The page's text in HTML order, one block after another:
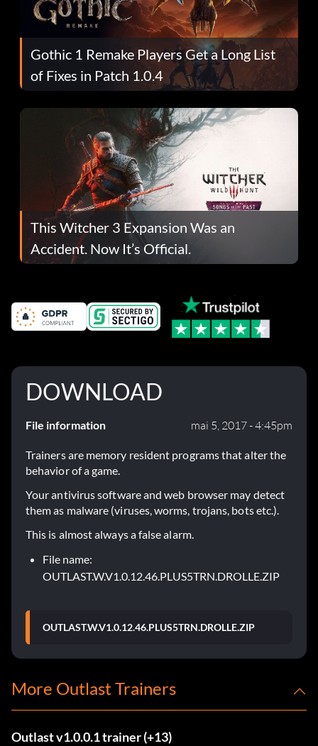
Gothic 1 Remake Players Get a Long List
of Fixes in Patch 1.0.4
This Witcher 3 Expansion Was an
Accident. Now It’s Official.
DOWNLOAD
File information mai 5, 2017 - 4:45pm
Trainers are memory resident programs that alter the
behavior of a game.
Your antivirus software and web browser may detect
them as malware (viruses, worms, trojans, bots etc.).
This is almost always a false alarm.
File name:
OUTLAST.W.V1.0.12.46.PLUS5TRN.DROLLE.ZIP
OUTLAST.W.V1.0.12.46.PLUS5TRN.DROLLE.ZIP
More Outlast Trainers
Outlast v1.0.0.1 trainer (+13)